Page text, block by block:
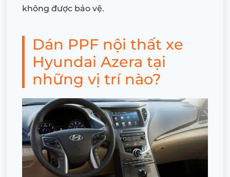
không được bảo vệ.
Dán PPF nội thất xe
Hyundai Azera tại
những vị trí nào?